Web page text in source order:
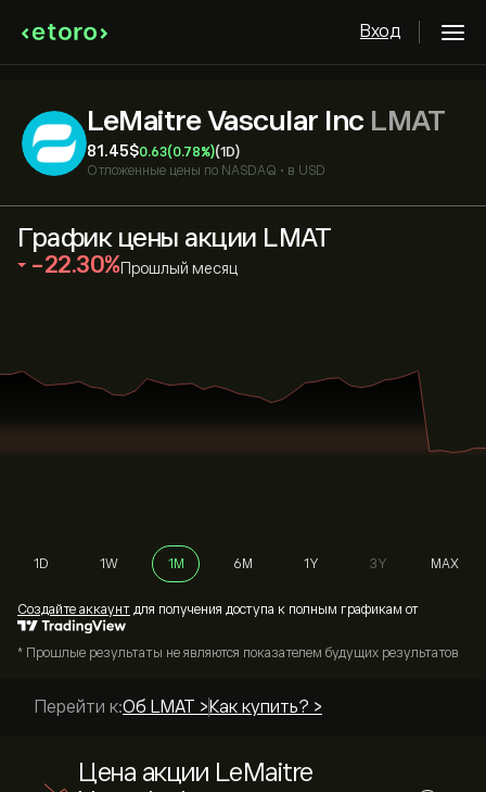
Вход
LeMaitre Vascular Inc LMAT
81.45‎$‎0.63(0.78%)(1D)
Отложенные цены по NASDAQ • в USD
График цены акции LMAT
‎-22.30‎ Прошлый месяц
1D 1W 1M 6M 1Y 3Y MAX
Cоздайте аккаунт для получения доступа к полным графикам от
* Прошлые результаты не являются показателем будущих результатов
Перейти к:Об LMAT > Как купить? >
Цена акции LeMaitre